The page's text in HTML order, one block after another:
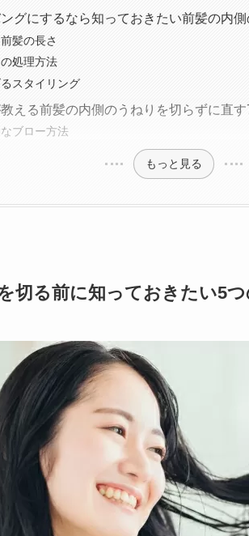
グにするなら知っておきたい前髪の内
髪の長さ
処理方法
スタイリング
える前髪の内側のうねりを切らずに直
ブロー方法
もっと見る
切る前に知っておきたい5つ